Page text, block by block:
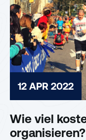
12 APR 2022
Wie viel
organisieren?